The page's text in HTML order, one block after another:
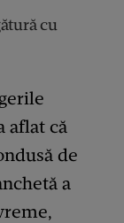
cu
aflat că
de
a